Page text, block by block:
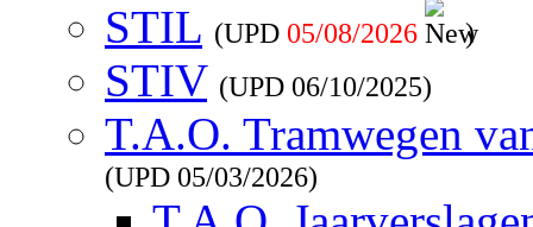
STIL (UPD 05/08/2026 )
STIV (UPD 06/10/2025)
T.A.O. Tramwegen
(UPD 05/03/2026)